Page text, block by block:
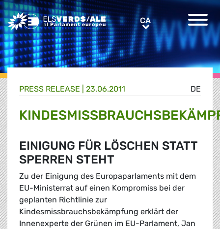
Greens/EFA Home CACA
DE
PRESS RELEASE | 23.06.2011
EINIGUNG FÜR LÖSCHEN STATT
SPERREN STEHT
Zu der Einigung des Europaparlaments mit dem
EU-Ministerrat auf einen Kompromiss bei der
geplanten Richtlinie zur
Kindesmissbrauchsbekämpfung erklärt der
Innenexperte der Grünen im EU-Parlament, Jan